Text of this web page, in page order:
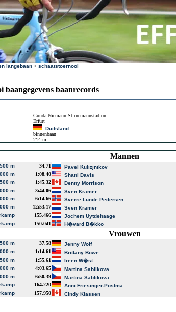
langebaan > schaatstoernooi
baangegevens baanrecords
Gunda Niemann-Stirnemannstadion
Erfurt
Duitsland
binnenbaan
214 m
Mannen
500 m 34.71 Pavel Kulizjnikov
m
1:08.40 Shani Davis
m
1:45.32 Denny Morrison
m
3:44.06 Sven Kramer
m
6:14.66 Sverre Lunde Pedersen
m
12:53.17 Sven Kramer
155.466 Jochem Uytdehaage
150.041 H�vard B�kko
Vrouwen
500 m 37.58 Jenny Wolf
m
1:14.61 Brittany Bowe
m
1:55.61 Ireen W�st
m
4:03.65 Martina Sablikova
m
6:50.39 Martina Sablikova
164.220 Anni Friesinger-Postma
157.950 Cindy Klassen